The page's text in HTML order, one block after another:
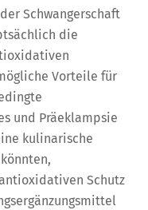
Schwangerschaft
die
Vorteile für
und Präeklampsie
kulinarische
Schutz